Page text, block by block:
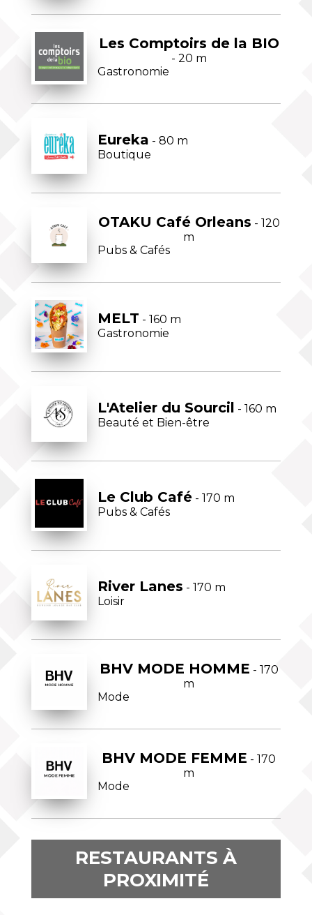
Les Comptoirs de la BIO
- 20 m
Gastronomie
Eureka - 80 m
Boutique
OTAKU Café Orleans - 120
m
Pubs & Cafés
MELT - 160 m
Gastronomie
L'Atelier du Sourcil - 160 m
Beauté et Bien-être
Le Club Café- 170 m
Pubs & Cafés
River Lanes - 170 m
Loisir
BHV MODE HOMME - 170
m
Mode
BHV MODE FEMME - 170
m
Mode
RESTAURANTS À
PROXIMITÉ